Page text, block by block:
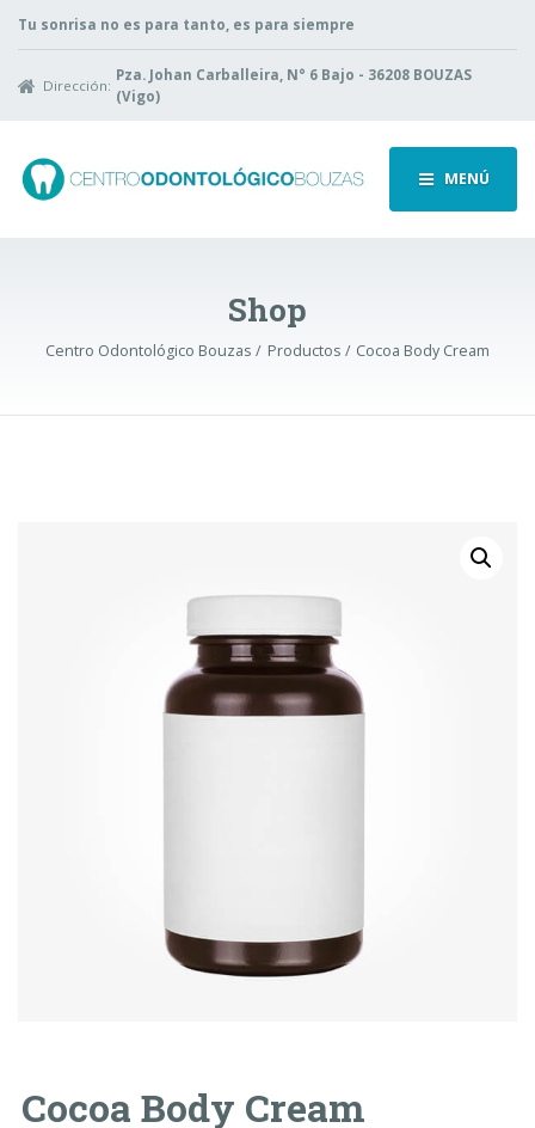
Tu sonrisa no es para tanto, es para siempre
Dirección:
Pza. Johan Carballeira, N° 6 Bajo - 36208 BOUZAS
(Vigo)
MENÚ
Shop
Centro Odontológico Bouzas Productos Cocoa Body Cream
Cocoa Body Cream